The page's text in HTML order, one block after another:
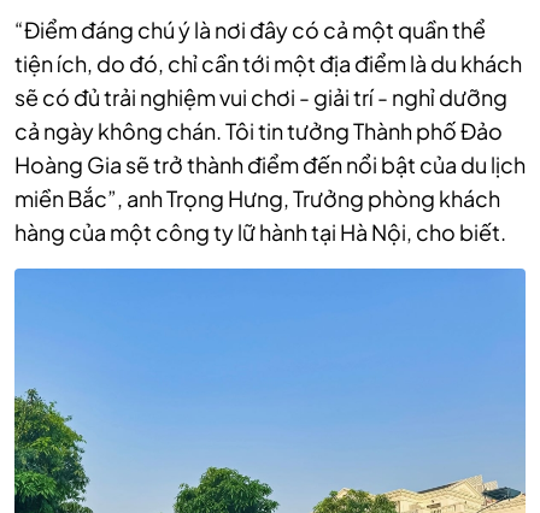
“Điểm đáng chú ý là nơi đây có cả một quần thể
tiện ích, do đó, chỉ cần tới một địa điểm là du khách
sẽ có đủ trải nghiệm vui chơi - giải trí - nghỉ dưỡng
cả ngày không chán. Tôi tin tưởng Thành phố Đảo
Hoàng Gia sẽ trở thành điểm đến nổi bật của du lịch
miền Bắc”, anh Trọng Hưng, Trưởng phòng khách
hàng của một công ty lữ hành tại Hà Nội, cho biết.